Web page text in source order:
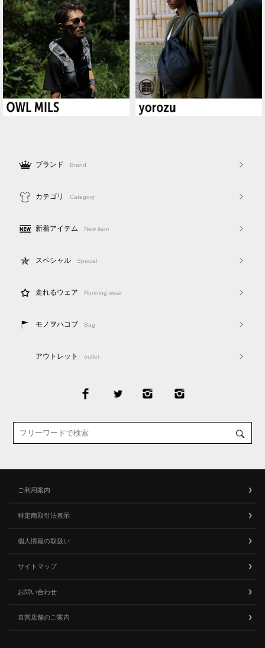
ブランド Brand
カテゴリ Category
新着アイテム New item
スペシャル Special
走れるウェア Running wear
モノヲハコブ Bag
アウトレット outlet
ご利用案内
特定商取引法表示
個人情報の取扱い
サイトマップ
お問い合わせ
直営店舗のご案内